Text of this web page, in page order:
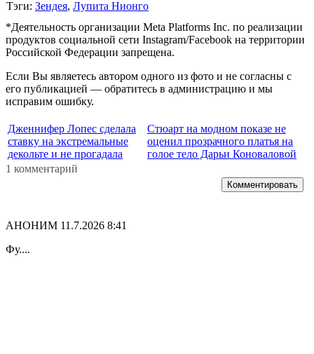
Тэги: Зендея, Лупита Нионго
*Деятельность организации Meta Platforms Inc. по реализации
продуктов социальной сети Instagram/Facebook на территории
Российской Федерации запрещена.
Если Вы являетесь автором одного из фото и не согласны с
его публикацией — обратитесь в администрацию и мы
исправим ошибку.
Дженнифер Лопес сделала
ставку на экстремальные
декольте и не прогадала
Стюарт на модном показе не
оценил прозрачного платья на
голое тело Дарьи Коноваловой
1 комментарий
Комментировать
АНОНИМ 11.7.2026 8:41
Фу....